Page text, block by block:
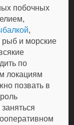
побочных
,
и морские
по
локациям
позвать в